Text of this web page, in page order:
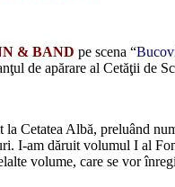
& BAND pe scena “
de apărare al Cetăţii de
Cetatea Albă, preluând
I-am dăruit volumul I al
volume, care se vor